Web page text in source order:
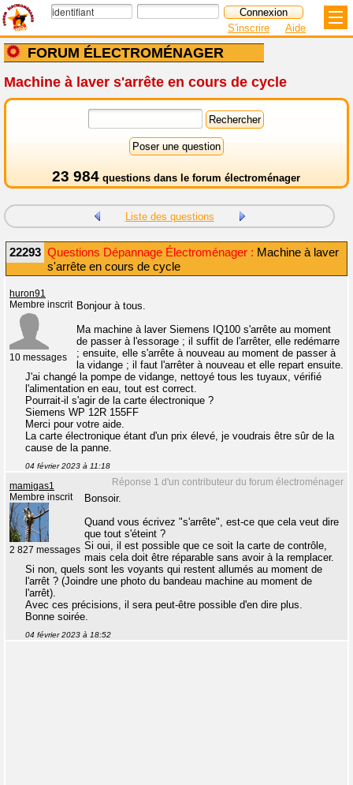
FORUM ÉLECTROMÉNAGER
S'inscrire Aide
Machine à laver s'arrête en cours de cycle
23 984 questions dans le forum électroménager
Liste des questions
22293 Questions Dépannage Électroménager : Machine à laver
s'arrête en cours de cycle
huron91
Membre inscrit
10 messages
Bonjour à tous.
Ma machine à laver Siemens IQ100 s'arrête au moment
de passer à l'essorage ; il suffit de l'arrêter, elle redémarre
; ensuite, elle s'arrête à nouveau au moment de passer à
la vidange ; il faut l'arrêter à nouveau et elle repart ensuite.
J'ai changé la pompe de vidange, nettoyé tous les tuyaux, vérifié
l'alimentation en eau, tout est correct.
Pourrait-il s'agir de la carte électronique ?
Siemens WP 12R 155FF
Merci pour votre aide.
La carte électronique étant d'un prix élevé, je voudrais être sûr de la
cause de la panne.
04 février 2023 à 11:18
Réponse 1 d'un contributeur du forum électroménager
mamigas1
Membre inscrit
2 827 messages
Bonsoir.
Quand vous écrivez "s'arrête", est-ce que cela veut dire
que tout s'éteint ?
Si oui, il est possible que ce soit la carte de contrôle,
mais cela doit être réparable sans avoir à la remplacer.
Si non, quels sont les voyants qui restent allumés au moment de
l'arrêt ? (Joindre une photo du bandeau machine au moment de
l'arrêt).
Avec ces précisions, il sera peut-être possible d'en dire plus.
Bonne soirée.
04 février 2023 à 18:52